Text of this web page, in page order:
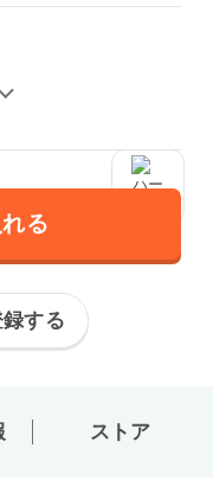
る
する
ストア